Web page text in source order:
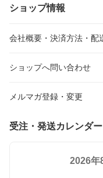
ショップ情報
会社概要・決済方法・配
ショップへ問い合わせ
メルマガ登録・変更
受注・発送カレンダー
2026年